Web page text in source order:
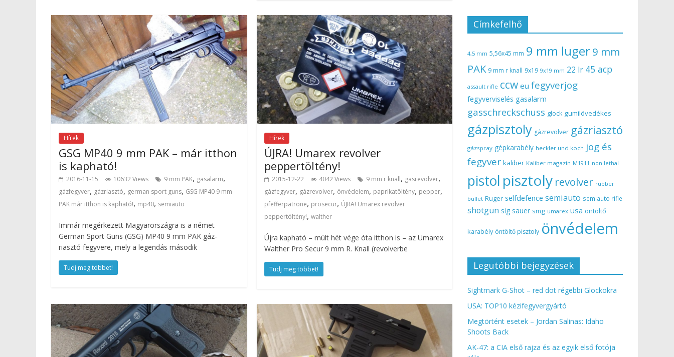
Hírek
GSG MP40 9 mm PAK – már itthon
is kapható!
2016-11-15 10632 Views 9 mm PAK, gasalarm,
gázfegyver, gázriasztó, german sport guns, GSG MP40 9 mm
PAK már itthon is kapható!, mp40, semiauto
Immár megérkezett Magyarországra is a német
German Sport Guns (GSG) MP40 9 mm PAK gáz-
riasztó fegyvere, mely a legendás második
Tudj meg többet!
Hírek
ÚJRA! Umarex revolver
peppertöltény!
2015-12-22 4042 Views 9 mm r knall, gasrevolver,
gázfegyver, gázrevolver, önvédelem, paprikatöltény, pepper,
pfefferpatrone, prosecur, ÚJRA! Umarex revolver
peppertöltény!,walther
Újra kapható – múlt hét vége óta itthon is – az Umarex
Walther Pro Secur 9 mm R. Knall (revolverbe
Tudj meg többet!
Címkefelhő
4,5 mm 5,56x45 mm 9 mm luger9 mm
PAK 9 mm r knall 9x19 9x19 mm 22 lr 45 acp
assault rifle ccw eu fegyverjog
fegyverviselés gasalarm
gasschreckschuss glock gumilövedékes
gázpisztoly gázrevolver gázriasztó
gázspray gépkarabély heckler und koch jog és
fegyver kaliber Kaliber magazin M1911 non lethal
pistol pisztoly revolver rubber
bullet Ruger selfdefence semiauto semiauto rifle
shotgun sig sauer smg umarex usa öntöltő
karabély öntöltő pisztoly önvédelem
Legutóbbi bejegyzések
Sightmark G-Shot – red dot régebbi Glockokra
USA: TOP10 kézifegyvergyártó
Megtörtént esetek – Jordan Salinas: Idaho
Shoots Back
AK-47: a CIA első rajza és az egyik első fotója